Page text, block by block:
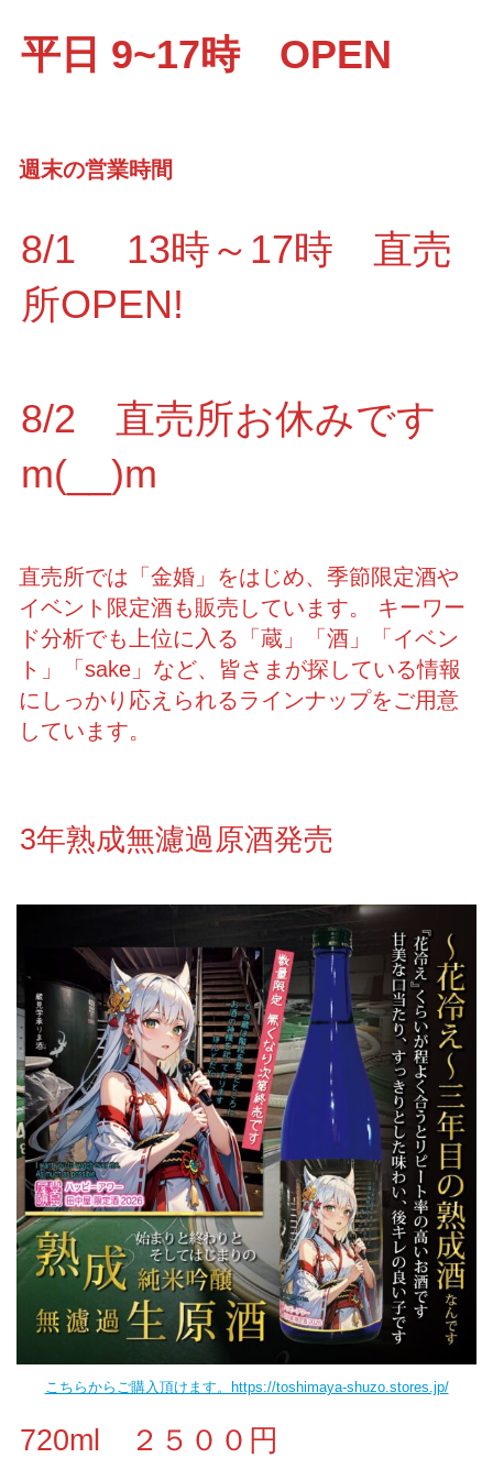
平日 9~17時 OPEN
週末の営業時間
8/1 13時～17時 直売
所OPEN!
8/2 直売所お休みです
m(__)m
直売所では「金婚」をはじめ、季節限定酒や
イベント限定酒も販売しています。 キーワー
ド分析でも上位に入る「蔵」「酒」「イベン
ト」「sake」など、皆さまが探している情報
にしっかり応えられるラインナップをご用意
しています。
3年熟成無濾過原酒発売
こちらからご購入頂けます。https://toshimaya-shuzo.stores.jp/
720ml ２５００円